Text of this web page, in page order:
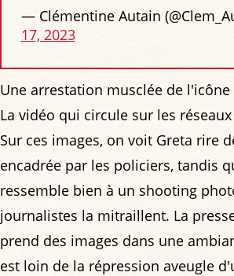
— Clémentine Autain
17, 2023
Une arrestation musclée de l'icône
La vidéo qui circule sur les
Sur ces images, on voit Greta rire
encadrée par les policiers, tandis
ressemble bien à un shooting
journalistes la mitraillent. La
prend des images dans une
est loin de la répression aveugle